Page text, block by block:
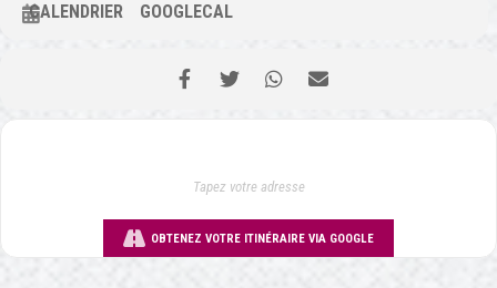
CALENDRIER GOOGLECAL
OBTENEZ VOTRE ITINÉRAIRE VIA GOOGLE